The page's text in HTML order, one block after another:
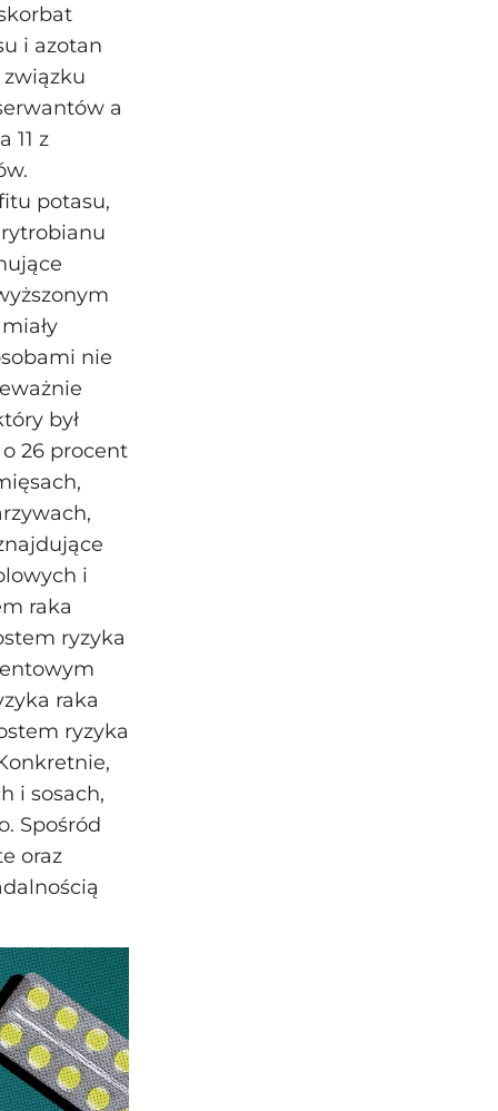
i azotan
związku
a
11 z
potasu,
nie
był
26 procent
i
raka
ryzyka
raka
ryzyka
i sosach,
Spośród
oraz